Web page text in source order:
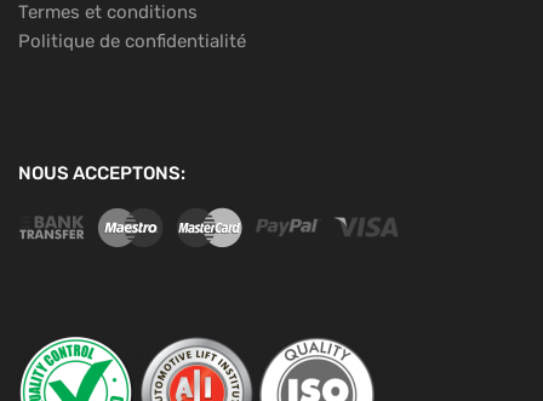
Termes et conditions
Politique de confidentialité
NOUS ACCEPTONS: